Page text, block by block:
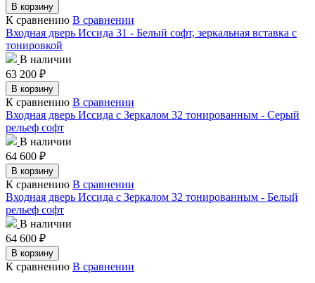
В корзину
К сравнению В сравнении
Входная дверь Иссида 31 - Белый софт, зеркальная вставка с
тонировкой
В наличии
63 200 ₽
В корзину
К сравнению В сравнении
Входная дверь Иссида с Зеркалом 32 тонированным - Серый
рельеф софт
В наличии
64 600 ₽
В корзину
К сравнению В сравнении
Входная дверь Иссида с Зеркалом 32 тонированным - Белый
рельеф софт
В наличии
64 600 ₽
В корзину
К сравнению В сравнении